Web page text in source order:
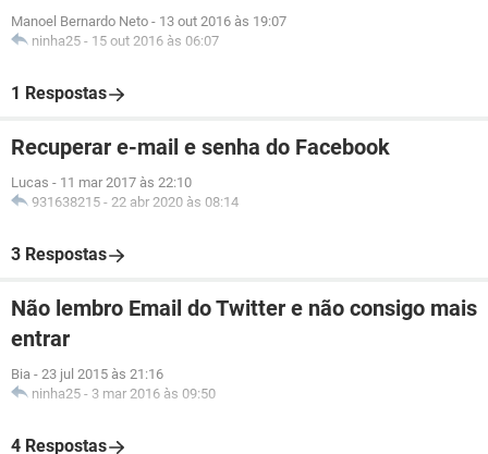
Manoel Bernardo Neto - 13 out 2016 às 19:07
ninha25 - 15 out 2016 às 06:07
1 Respostas
Recuperar e-mail e senha do Facebook
Lucas - 11 mar 2017 às 22:10
931638215 - 22 abr 2020 às 08:14
3 Respostas
Não lembro Email do Twitter e não consigo mais
entrar
Bia - 23 jul 2015 às 21:16
ninha25 - 3 mar 2016 às 09:50
4 Respostas